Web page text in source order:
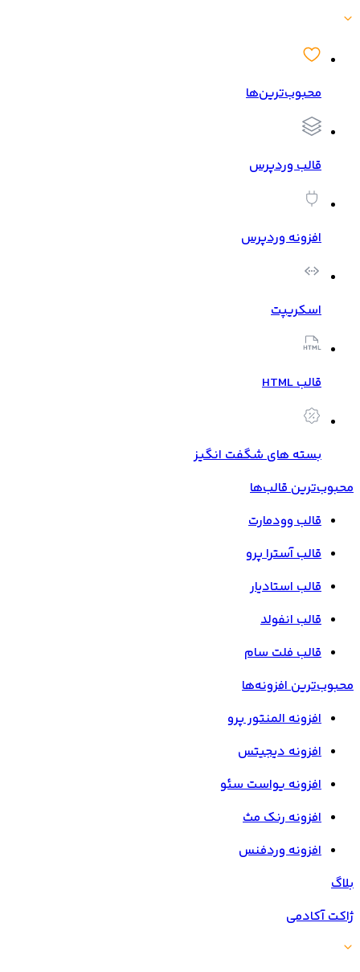
محبوب‌ترین‌ها
قالب وردپرس
افزونه وردپرس
اسکریپت
قالب HTML
بسته های شگفت انگیز
محبوب‌ترین قالب‌ها
قالب وودمارت
قالب آسترا پرو
قالب استادیار
قالب انفولد
قالب فلت سام
محبوب‌ترین افزونه‌ها
افزونه المنتور پرو
افزونه دیجیتس
افزونه یواست سئو
افزونه رنک مث
افزونه وردفنس
بلاگ
ژاکت آکادمی